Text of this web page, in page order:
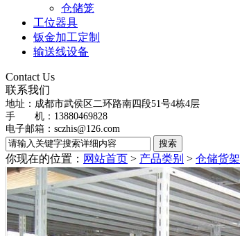
仓储笼
工位器具
钣金加工定制
输送线设备
Contact Us
联系我们
地址： 成都市武侯区二环路南四段51号4栋4层
手 机：13880469828
电子邮箱： sczhis@126.com
你现在的位置： 网站首页 > 产品类别 > 仓储货架